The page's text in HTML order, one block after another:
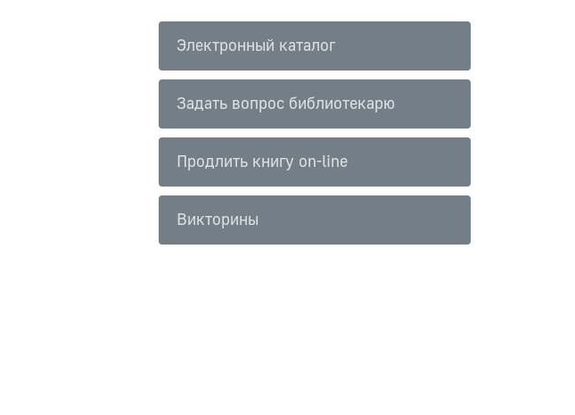
Электронный каталог
Задать вопрос библиотекарю
Продлить книгу on-line
Викторины